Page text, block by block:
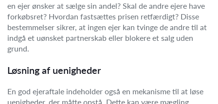
en ejer ønsker at sælge sin andel? Skal de andre ejere have
forkøbsret? Hvordan fastsættes prisen retfærdigt? Disse
bestemmelser sikrer, at ingen ejer kan tvinge de andre til at
indgå et uønsket partnerskab eller blokere et salg uden
grund.
Løsning af uenigheder
En god ejeraftale indeholder også en mekanisme til at løse
uenigheder, der måtte opstå. Dette kan være mægling,